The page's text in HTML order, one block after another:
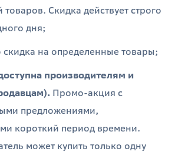
Скидка действует строго
дня;
скидка на определенные товары;
производителям и
Промо-акция с
предложениями,
короткий период времени.
может купить только одну